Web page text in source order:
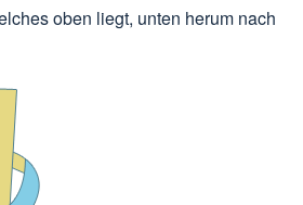
oben liegt, unten herum nach